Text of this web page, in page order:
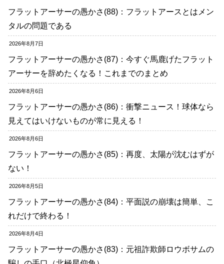
フラットアーサーの愚かさ(88)：フラットアースとはメン
タルの問題である
2026年8月7日
フラットアーサーの愚かさ(87)：今すぐ馬鹿げたフラット
アーサーを辞めたくなる！これまでのまとめ
2026年8月6日
フラットアーサーの愚かさ(86)：衝撃ニュース！球体なら
見えてはいけないものが常に見える！
2026年8月6日
フラットアーサーの愚かさ(85)：再度、太陽が沈むはずが
ない！
2026年8月5日
フラットアーサーの愚かさ(84)：平面説の崩壊は簡単、こ
れだけで終わる！
2026年8月4日
フラットアーサーの愚かさ(83)：元祖詐欺師ロウボサムの